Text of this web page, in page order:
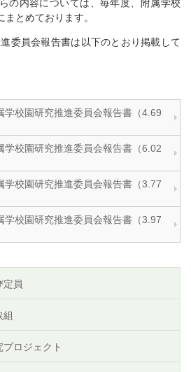
の内容については、毎年度、附属学校
とめております。
委員会報告書は以下のとおり掲載して
学校園研究推進委員会報告書（4.69
学校園研究推進委員会報告書（6.02
学校園研究推進委員会報告書（3.77
学校園研究推進委員会報告書（3.97
定員
組
ロジェクト